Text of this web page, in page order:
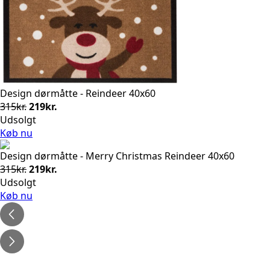
Design dørmåtte - Reindeer 40x60
315kr.Den
oprindelige
pris
315kr..
219kr.
219kr..
Udsolgt
Køb nu
Design dørmåtte - Merry Christmas Reindeer 40x60
315kr.Den
oprindelige
pris
219kr.
Udsolgt
Køb nu